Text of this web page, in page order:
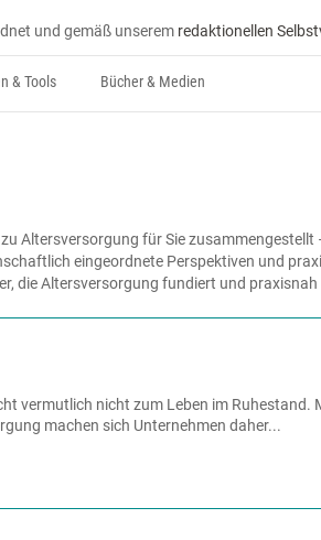
und gemäß unserem redaktionellen
& Tools Bücher & Medien
Altersversorgung für Sie
eingeordnete Perspektiven und
die Altersversorgung fundiert und
vermutlich nicht zum Leben im Ruhestand.
machen sich Unternehmen daher...